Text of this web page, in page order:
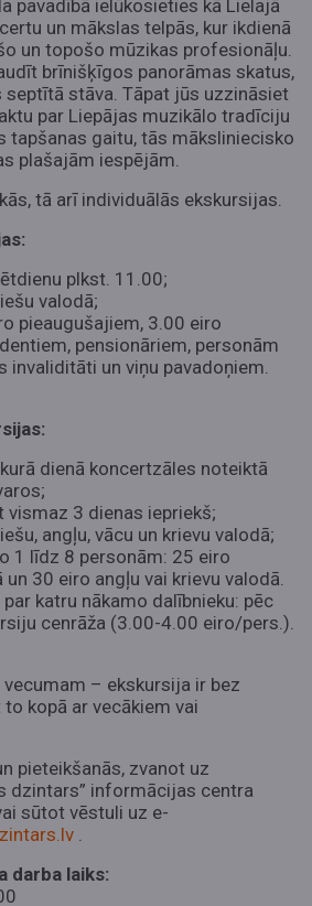
pavadībā ielūkosieties kā Lielajā
un mākslas telpās, kur ikdienā
un topošo mūzikas profesionāļu.
brīnišķīgos panorāmas skatus,
septītā stāva. Tāpat jūs uzzināsiet
par Liepājas muzikālo tradīciju
tapšanas gaitu, tās māksliniecisko
plašajām iespējām.
tā arī individuālās ekskursijas.
plkst. 11.00;
valodā;
pieaugušajiem, 3.00 eiro
pensionāriem, personām
invaliditāti un viņu pavadoņiem.
dienā koncertzāles noteiktā
vismaz 3 dienas iepriekš;
angļu, vācu un krievu valodā;
1 līdz 8 personām: 25 eiro
un 30 eiro angļu vai krievu valodā.
katru nākamo dalībnieku: pēc
cenrāža (3.00-4.00 eiro/pers.).
– ekskursija ir bez
kopā ar vecākiem vai
pieteikšanās, zvanot uz
dzintars” informācijas centra
sūtot vēstuli uz e-
.
darba laiks: